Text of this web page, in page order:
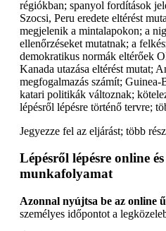
régiókban; spanyol fordítások
Szocsi, Peru eredete eltérést
megjelenik a mintalapokon; a
ellenőrzéseket mutatnak; a
demokratikus normák eltérőek
Kanada utazása eltérést mutat;
megfogalmazás számít; Guinea-
katari politikák változnak;
lépésről lépésre történő tervre;
Jegyezze fel az eljárást; több
Lépésről lépésre online
munkafolyamat
Azonnal nyújtsa be az online
személyes időpontot a